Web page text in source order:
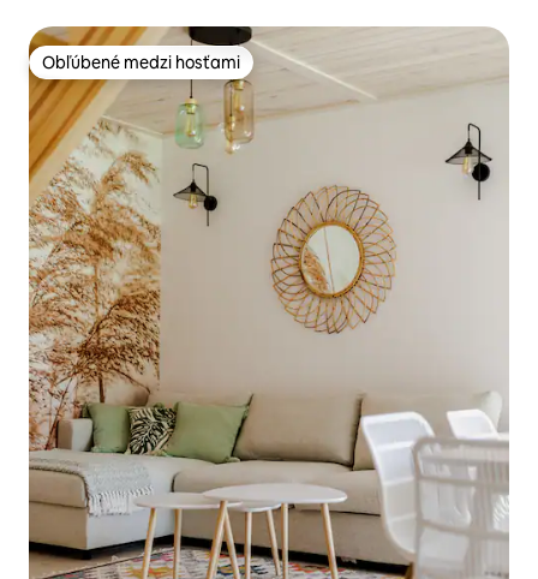
Obľúbené medzi hosťami
Obľúbené medzi hosťami